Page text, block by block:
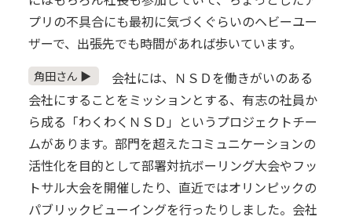
プリの不具合にも最初に気づくぐらいのヘビーユー
ザーで、出張先でも時間があれば歩いています。
角田さん ▶
会社には、ＮＳＤを働きがいのある
会社にすることをミッションとする、有志の社員か
ら成る「わくわくＮＳＤ」というプロジェクトチー
ムがあります。部門を超えたコミュニケーションの
活性化を目的として部署対抗ボーリング大会やフッ
トサル大会を開催したり、直近ではオリンピックの
パブリックビューイングを行ったりしました。会社